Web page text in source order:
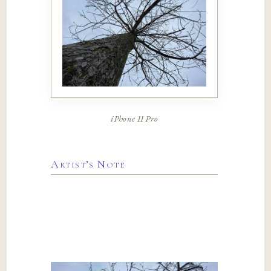
iPhone 11 Pro
Artist’s Note